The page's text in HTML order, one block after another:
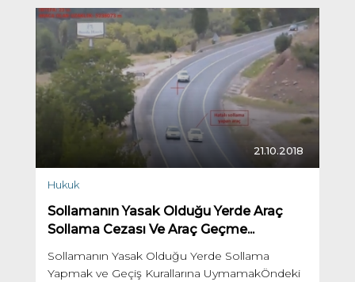
21.10.2018
Hukuk
Sollamanın Yasak Olduğu Yerde Araç
Sollama Cezası Ve Araç Geçme...
Sollamanın Yasak Olduğu Yerde Sollama
Yapmak ve Geçiş Kurallarına UymamakÖndeki